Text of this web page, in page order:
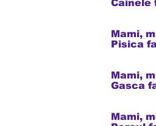
Cainele
Mami,
Pisica
Mami,
Gasca
Rata
Mami,